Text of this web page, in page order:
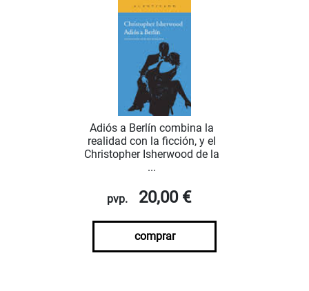
Adiós a Berlín combina la
realidad con la ficción, y el
Christopher Isherwood de la
...
pvp. 20,00 €
comprar